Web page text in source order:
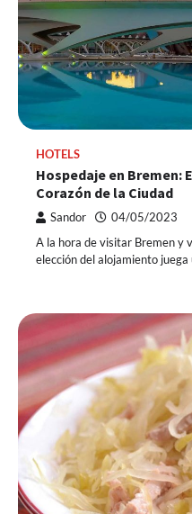
HOTELS
Hospedaje en Bremen:
Corazón de la Ciudad
Sandor 04/05/2023
A la hora de visitar Bremen y
elección del alojamiento